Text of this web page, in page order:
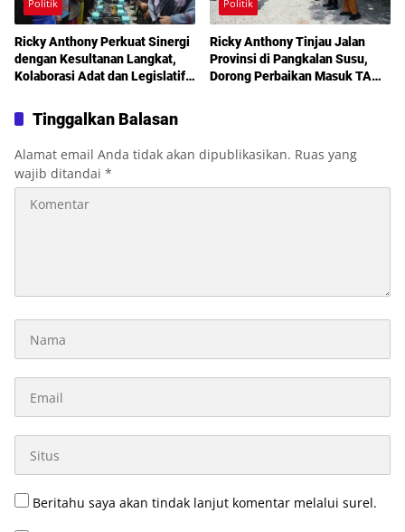
Politik
Ricky Anthony Perkuat Sinergi
dengan Kesultanan Langkat,
Kolaborasi Adat dan Legislatif
Politik
Ricky Anthony Tinjau Jalan
Provinsi di Pangkalan Susu,
Dorong Perbaikan Masuk TA
Tinggalkan Balasan
Alamat email Anda tidak akan dipublikasikan. Ruas yang
wajib ditandai *
Beritahu saya akan tindak lanjut komentar melalui surel.